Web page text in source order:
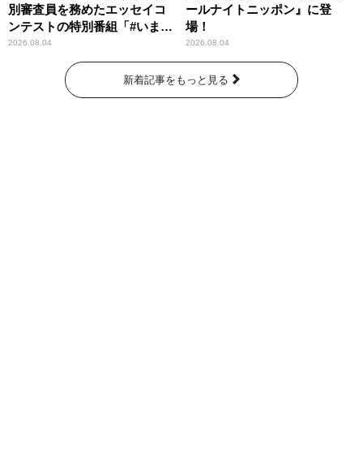
別審査員を務めたエッセイコ
ンテストの特別番組「#いまあ
なたに伝えたいこと」
2026.08.04
ールナイトニッポン』に登
場！
2026.08.04
新着記事をもっと見る